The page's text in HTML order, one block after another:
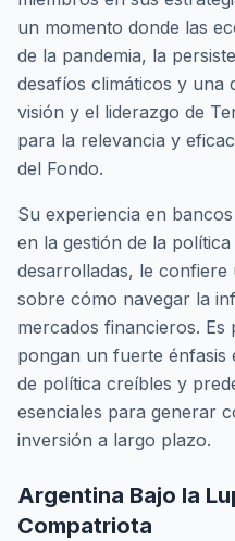
un momento donde las
de la pandemia, la
desafíos climáticos y una
visión y el liderazgo de
para la relevancia y
del Fondo.
Su experiencia en
en la gestión de la
desarrolladas, le
sobre cómo navegar la
mercados financieros. Es
pongan un fuerte énfasis
de política creíbles y
esenciales para generar
inversión a largo plazo.
Argentina Bajo la
Compatriota